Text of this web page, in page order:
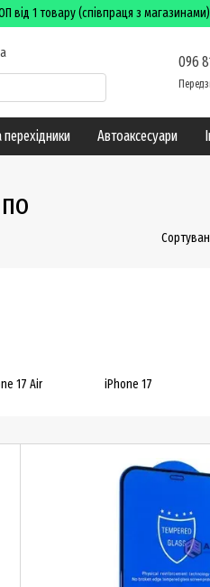
від 1 товару (співпраця з магазинами)
096
перехідники Автоаксесуари
17 Air iPhone 17